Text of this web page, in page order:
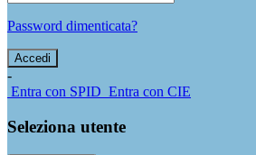
Password dimenticata?
-
Entra con SPID Entra con CIE
Seleziona utente